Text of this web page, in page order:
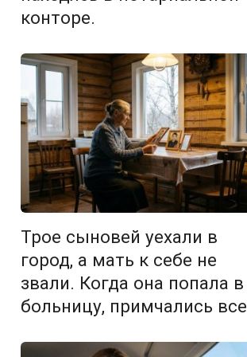
конторе.
Трое сыновей уехали в
город, а мать к себе не
звали. Когда она попала в
больницу, примчались все